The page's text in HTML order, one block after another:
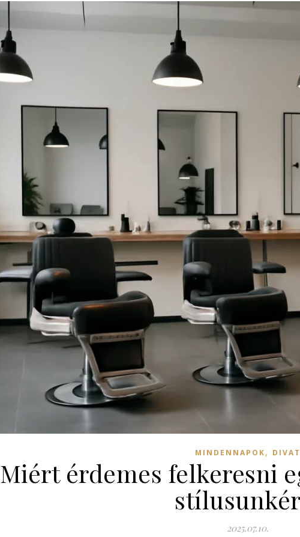
MINDENNAPOK, DIVAT
Miért érdemes felkeresni
2025.07.10.